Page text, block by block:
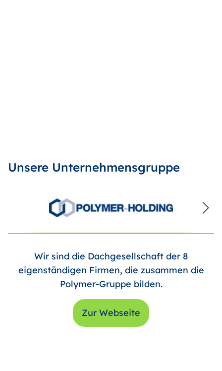
Unsere Unternehmensgruppe
Wir sind die Dachgesellschaft der 8
eigenständigen Firmen, die zusammen die
Polymer-Gruppe bilden.
Zur Webseite